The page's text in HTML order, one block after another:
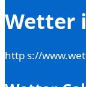
Wetter
http s://